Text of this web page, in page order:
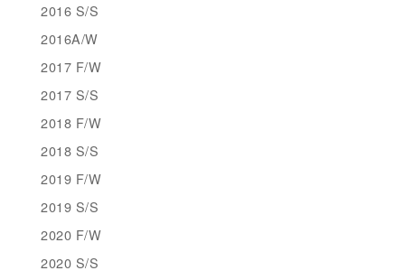
2016 S/S
2016A/W
2017 F/W
2017 S/S
2018 F/W
2018 S/S
2019 F/W
2019 S/S
2020 F/W
2020 S/S